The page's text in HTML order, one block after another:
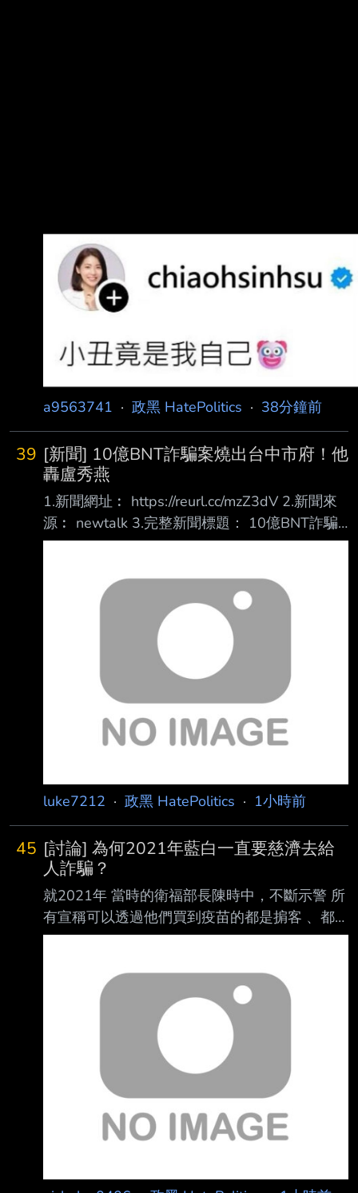
a9563741 · 政黑 HatePolitics · 38分鐘前
39 [新聞] 10億BNT詐騙案燒出台中市府！他
轟盧秀燕
1.新聞網址︰ https://reurl.cc/mzZ3dV 2.新聞來
源︰ newtalk 3.完整新聞標題： 10億BNT詐騙
案燒出台中市府！他轟盧秀燕：潮水退了 沒穿
區機動工作站偵辦彰化律師公會前理事長、律師
陳昱瑄涉嫌誆稱可協助購買 BNT新冠疫苗，詐
騙慈濟基金會逾新台幣10億元，台中地檢署近日
依詐欺等罪嫌起訴陳昱 瑄等17人。外界也發
現，陳昱瑄曾擔任台中市政府、彰化縣政府法律
顧問及全國律師聯合 會理事，引發各界議論。
對此，民進黨立法院黨團總召蔡其昌
luke7212 · 政黑 HatePolitics · 1小時前
45 [討論] 為何2021年藍白一直要慈濟去給
人詐騙？
就2021年 當時的衛福部長陳時中，不斷示警 所
有宣稱可以透過他們買到疫苗的都是掮客 、都
是詐騙。 但國民黨當時黨主席朱立倫、蔣萬
哲、黃珊 珊等人，不斷駡陳時中不要擋詐騙集
團財路，陳時中也因此擋了詐騙集團財路，如殺
人父 母，就被鋪天蓋地的抹黑到現在，同時藍
白也不斷勸進慈濟趕快去給人詐騙，現在好了真
的慈濟被騙了10.6億，為何藍白要這樣當詐騙集
團的幫兇？中間有沒有什麼回扣？這層關 係請
黃國昌來連連看，會怎麼連 --